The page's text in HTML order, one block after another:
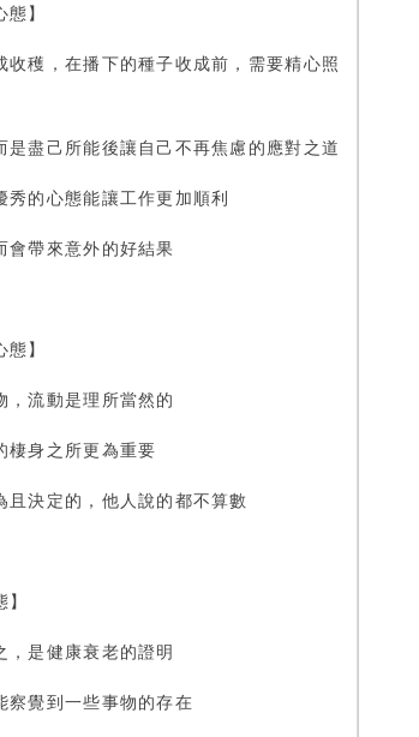
】
穫，在播下的種子收成前，需要精心照
盡己所能後讓自己不再焦慮的應對之道
的心態能讓工作更加順利
帶來意外的好結果
】
流動是理所當然的
身之所更為重要
決定的，他人說的都不算數
是健康衰老的證明
覺到一些事物的存在